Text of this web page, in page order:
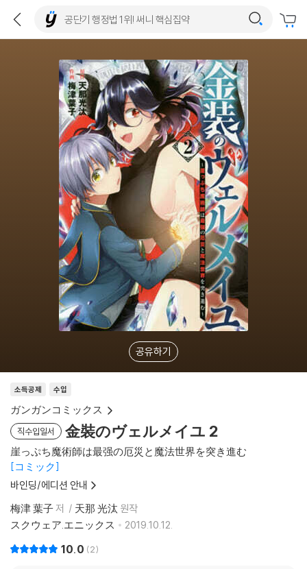
공유하기
소득공제 수입
ガンガンコミックス
직수입일서 金裝のヴェルメイユ 2
崖っぷち魔術師は最强の厄災と魔法世界を突き進む
コミック
바인딩/에디션 안내
梅津 葉子저 天那 光汰 원작
スクウェア.エニックス
2019.10.12.
10.0 2